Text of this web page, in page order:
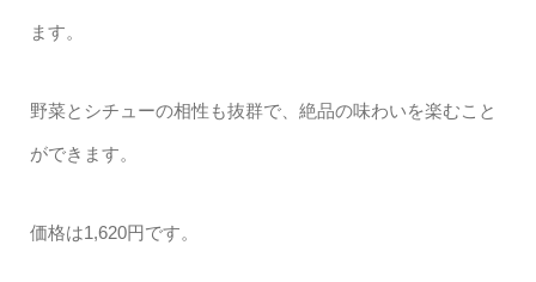
ます。
野菜とシチューの相性も抜群で、絶品の味わいを楽むこと
ができます。
価格は1,620円です。